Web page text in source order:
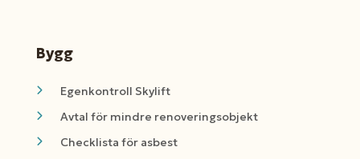
Bygg
Egenkontroll Skylift
Avtal för mindre renoveringsobjekt
Checklista för asbest